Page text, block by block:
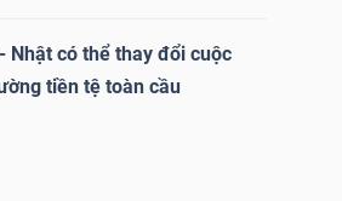
Nhật có thể thay đổi cuộc
tiền tệ toàn cầu